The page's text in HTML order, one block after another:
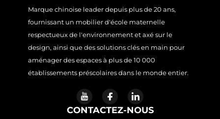
Marque chinoise leader depuis plus de 20 ans,
fournissant un mobilier d'école maternelle
respectueux de l'environnement et axé sur le
design, ainsi que des solutions clés en main pour
aménager des espaces à plus de 10 000
établissements préscolaires dans le monde entier.
CONTACTEZ-NOUS